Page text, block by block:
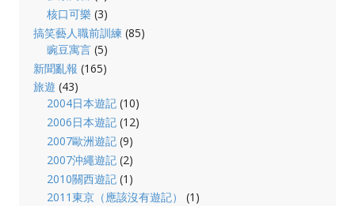
核口可樂 (3)
搞笑藝人職前訓練 (85)
豌豆寓言 (5)
新聞亂報 (165)
旅遊 (43)
2004日本遊記 (10)
2006日本遊記 (12)
2007歐洲遊記 (9)
2007沖繩遊記 (2)
2010關西遊記 (1)
2011東京（應該沒有遊記）
(1)